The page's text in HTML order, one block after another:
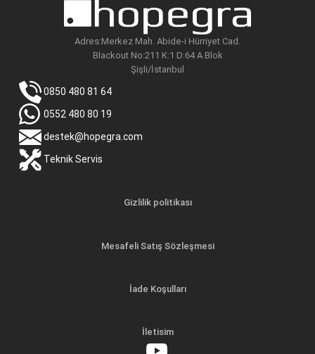
Adres:Merkez Mah. Abide-i Hürriyet Cad.
Blackout No:211 K:1 D:64 A Blok
Şişli/İstanbul
0850 480 81 64
0552 480 80 19
destek@hopegra.com
Teknik Servis
Gizlilik politikası
Mesafeli Satış Sözleşmesi
İade Koşulları
İletisim